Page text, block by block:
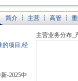
简介 主营 高管
的项目,经
-2025中
主营业务分布_